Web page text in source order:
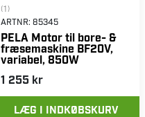
(1)
ARTNR: 85345
PELA Motor til bore- &
fræsemaskine BF20V,
variabel, 850W
1 255 kr
LÆG I INDKØBSKURV